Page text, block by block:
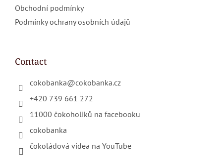
Obchodní podmínky
Podmínky ochrany osobních údajů
Contact
cokobanka@cokobanka.cz
+420 739 661 272
11000 čokoholiků na facebooku
cokobanka
čokoládová videa na YouTube